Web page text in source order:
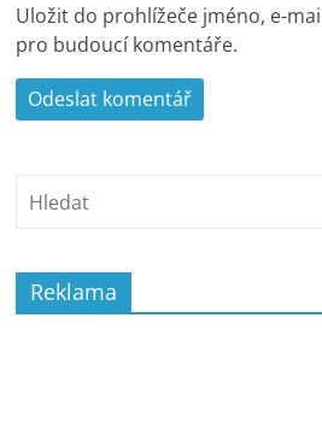
Uložit do prohlížeče jméno, e-
pro budoucí komentáře.
Reklama